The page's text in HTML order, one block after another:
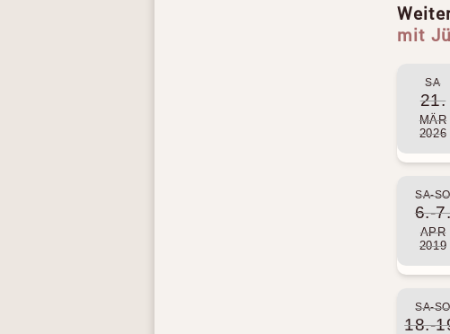
mit
SA
21.
MÄR
2026
SA-SO
6.-7.
APR
2019
SA-SO
18.-